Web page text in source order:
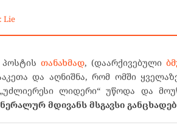
Lie
პოსტისთანახმად, (დაარქივებული
და აღნიშნა, რომ ომში
ლიდერი“ უწოდა და
მდივანს მსგავსი